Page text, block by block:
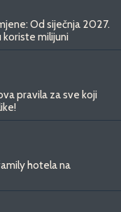
Od siječnja 2027.
koriste milijuni
pravila za sve koji
hotela na